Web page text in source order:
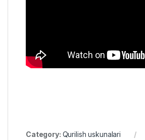
Category: Qurilish uskunalari